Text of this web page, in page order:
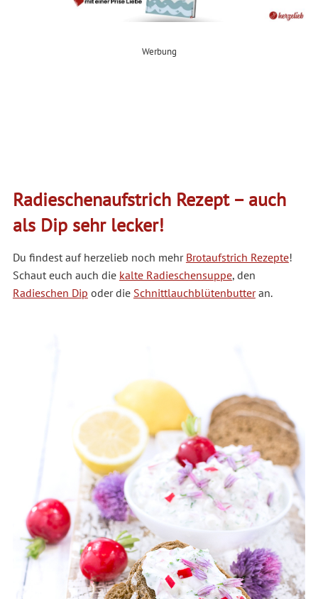
Werbung
Radieschenaufstrich Rezept – auch
als Dip sehr lecker!
Du findest auf herzelieb noch mehr Brotaufstrich Rezepte!
Schaut euch auch die kalte Radieschensuppe, den
Radieschen Dip oder die Schnittlauchblütenbutteran.